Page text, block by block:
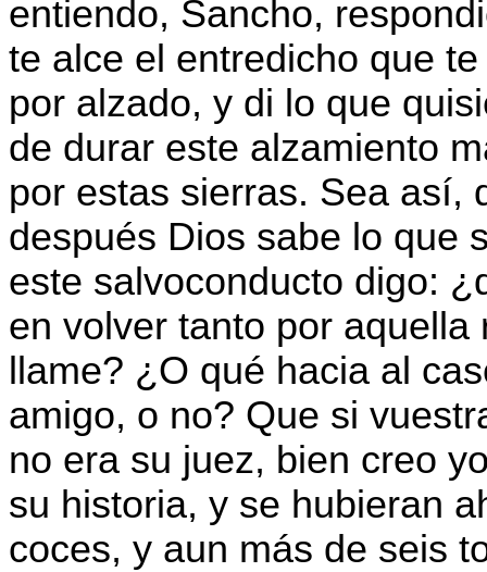
entiendo, Sancho,
te alce el entredicho que
por alzado, y di lo que
de durar este alzamiento
por estas sierras. Sea así,
después Dios sabe lo que
este salvoconducto digo:
en volver tanto por
llame? ¿O qué hacia al
amigo, o no? Que si
no era su juez, bien creo
su historia, y se hubieran
coces, y aun más de seis